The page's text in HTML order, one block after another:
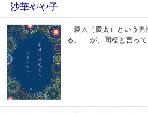
沙華やや子
慶太（慶太）という男
る。 が、同棲と言って